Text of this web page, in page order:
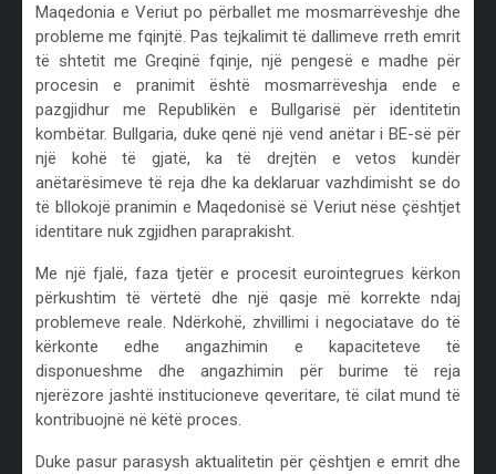
Maqedonia e Veriut po përballet me mosmarrëveshje dhe
probleme me fqinjtë. Pas tejkalimit të dallimeve rreth emrit
të shtetit me Greqinë fqinje, një pengesë e madhe për
procesin e pranimit është mosmarrëveshja ende e
pazgjidhur me Republikën e Bullgarisë për identitetin
kombëtar. Bullgaria, duke qenë një vend anëtar i BE-së për
një kohë të gjatë, ka të drejtën e vetos kundër
anëtarësimeve të reja dhe ka deklaruar vazhdimisht se do
të bllokojë pranimin e Maqedonisë së Veriut nëse çështjet
identitare nuk zgjidhen paraprakisht.
Me një fjalë, faza tjetër e procesit eurointegrues kërkon
përkushtim të vërtetë dhe një qasje më korrekte ndaj
problemeve reale. Ndërkohë, zhvillimi i negociatave do të
kërkonte edhe angazhimin e kapaciteteve të
disponueshme dhe angazhimin për burime të reja
njerëzore jashtë institucioneve qeveritare, të cilat mund të
kontribuojnë në këtë proces.
Duke pasur parasysh aktualitetin për çështjen e emrit dhe